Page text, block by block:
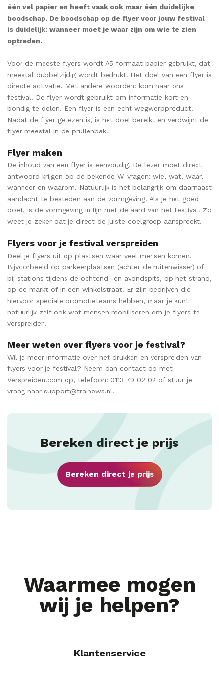
één vel papier en heeft vaak ook maar één duidelijke
boodschap. De boodschap op de flyer voor jouw festival
is duidelijk: wanneer moet je waar zijn om wie te zien
optreden.
Voor de meeste flyers wordt A5 formaat papier gebruikt, dat
meestal dubbelzijdig wordt bedrukt. Het doel van een flyer is
directe activatie. Met andere woorden: kom naar ons
festival! De flyer wordt gebruikt om informatie kort en
bondig te delen. Een flyer is een echt wegwerpproduct.
Nadat de flyer gelezen is, is het doel bereikt en verdwijnt de
flyer meestal in de prullenbak.
Flyer maken
De inhoud van een flyer is eenvoudig. De lezer moet direct
antwoord krijgen op de bekende W-vragen: wie, wat, waar,
wanneer en waarom. Natuurlijk is het belangrijk om daarnaast
aandacht te besteden aan de vormgeving. Als je het goed
doet, is de vormgeving in lijn met de aard van het festival. Zo
weet je zeker dat je direct de juiste doelgroep aanspreekt.
Flyers voor je festival verspreiden
Deel je flyers uit op plaatsen waar veel mensen komen.
Bijvoorbeeld op parkeerplaatsen (achter de ruitenwisser) of
bij stations tijdens de ochtend- en avondspits, op het strand,
op de markt of in een winkelstraat. Er zijn bedrijven die
hiervoor speciale promotieteams hebben, maar je kunt
natuurlijk zelf ook wat mensen mobiliseren om je flyers te
verspreiden.
Meer weten over flyers voor je festival?
Wil je meer informatie over het drukken en verspreiden van
flyers voor je festival? Neem dan contact op met
Verspreiden.com op, telefoon: 0113 70 02 02 of stuur je
vraag naar support@trainews.nl.
Bereken direct je prijs
Bereken direct je prijs
Waarmee mogen
wij je helpen?
Klantenservice